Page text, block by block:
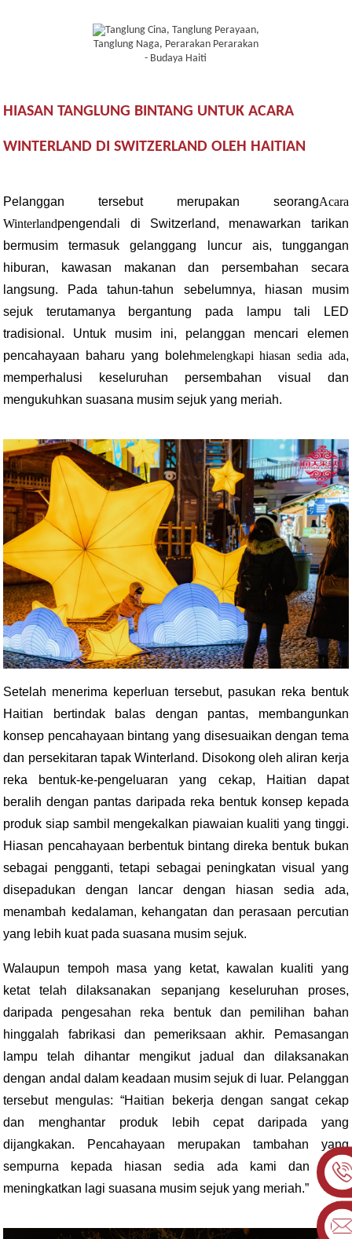
HIASAN TANGLUNG BINTANG UNTUK ACARA
WINTERLAND DI SWITZERLAND OLEH HAITIAN
Pelanggan tersebut merupakan seorangAcara
Winterlandpengendali di Switzerland, menawarkan tarikan
bermusim termasuk gelanggang luncur ais, tunggangan
hiburan, kawasan makanan dan persembahan secara
langsung. Pada tahun-tahun sebelumnya, hiasan musim
sejuk terutamanya bergantung pada lampu tali LED
tradisional. Untuk musim ini, pelanggan mencari elemen
pencahayaan baharu yang bolehmelengkapi hiasan sedia ada,
memperhalusi keseluruhan persembahan visual dan
mengukuhkan suasana musim sejuk yang meriah.
Setelah menerima keperluan tersebut, pasukan reka bentuk
Haitian bertindak balas dengan pantas, membangunkan
konsep pencahayaan bintang yang disesuaikan dengan tema
dan persekitaran tapak Winterland. Disokong oleh aliran kerja
reka bentuk-ke-pengeluaran yang cekap, Haitian dapat
beralih dengan pantas daripada reka bentuk konsep kepada
produk siap sambil mengekalkan piawaian kualiti yang tinggi.
Hiasan pencahayaan berbentuk bintang direka bentuk bukan
sebagai pengganti, tetapi sebagai peningkatan visual yang
disepadukan dengan lancar dengan hiasan sedia ada,
menambah kedalaman, kehangatan dan perasaan percutian
yang lebih kuat pada suasana musim sejuk.
Walaupun tempoh masa yang ketat, kawalan kualiti yang
ketat telah dilaksanakan sepanjang keseluruhan proses,
daripada pengesahan reka bentuk dan pemilihan bahan
hinggalah fabrikasi dan pemeriksaan akhir. Pemasangan
lampu telah dihantar mengikut jadual dan dilaksanakan
dengan andal dalam keadaan musim sejuk di luar. Pelanggan
tersebut mengulas: “Haitian bekerja dengan sangat cekap
dan menghantar produk lebih cepat daripada yang
dijangkakan. Pencahayaan merupakan tambahan yang
sempurna kepada hiasan sedia ada kami dan telah
meningkatkan lagi suasana musim sejuk yang meriah.”